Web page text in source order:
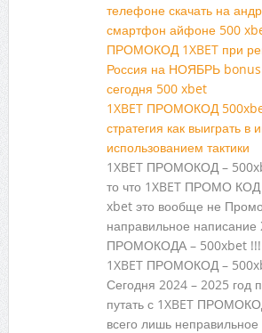
телефоне скачать на
смартфон айфоне 500
ПРОМОКОД 1XBET при
Россия на НОЯБРЬ
сегодня 500 xbet
1XBET ПРОМОКОД
стратегия как выиграть в
использованием тактики
1XBET ПРОМОКОД –
то что 1XBET ПРОМО
xbet это вообще не
направильное
ПРОМОКОДА – 500xbet !!!
1XBET ПРОМОКОД –
Сегодня 2024 – 2025 год
путать с 1XBET
всего лишь